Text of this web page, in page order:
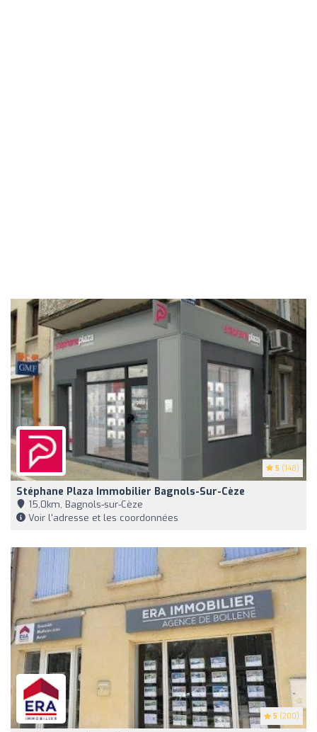
5 (148)
Stéphane Plaza Immobilier Bagnols-Sur-Cèze
15,0km, Bagnols-sur-Cèze
Voir l'adresse et les coordonnées
5 (200)